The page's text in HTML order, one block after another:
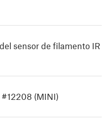
sensor de filamento IR
(MINI)